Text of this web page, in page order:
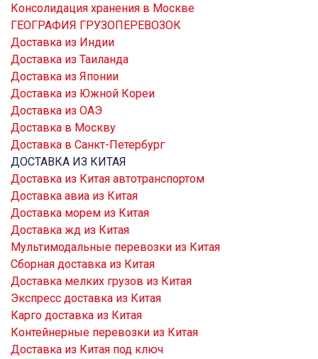
Консолидация хранения в Москве
ГЕОГРАФИЯ ГРУЗОПЕРЕВОЗОК
Доставка из Индии
Доставка из Таиланда
Доставка из Японии
Доставка из Южной Кореи
Доставка из ОАЭ
Доставка в Москву
Доставка в Санкт-Петербург
ДОСТАВКА ИЗ КИТАЯ
Доставка из Китая автотранспортом
Доставка авиа из Китая
Доставка морем из Китая
Доставка жд из Китая
Мультимодальные перевозки из Китая
Сборная доставка из Китая
Доставка мелких грузов из Китая
Экспресс доставка из Китая
Карго доставка из Китая
Контейнерные перевозки из Китая
Доставка из Китая под ключ